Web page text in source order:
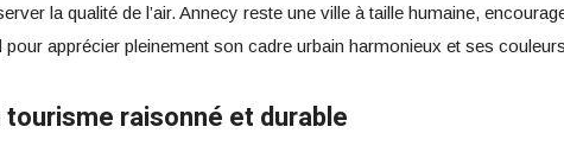
la qualité de l’air. Annecy reste une ville à taille humaine,
pour apprécier pleinement son cadre urbain harmonieux et ses
tourisme raisonné et durable